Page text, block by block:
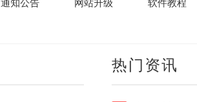
通知公告 网站升级 软件教程
热门资讯